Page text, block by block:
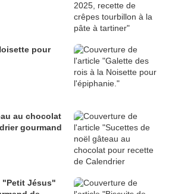
pour
au chocolat
gourmand
"Petit Jésus"